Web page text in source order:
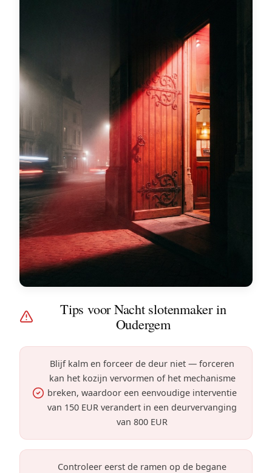
Tips voor Nacht slotenmaker in
Oudergem
Blijf kalm en forceer de deur niet — forceren
kan het kozijn vervormen of het mechanisme
breken, waardoor een eenvoudige interventie
van 150 EUR verandert in een deurvervanging
van 800 EUR
Controleer eerst de ramen op de begane